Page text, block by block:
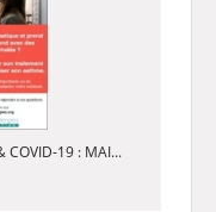
COVID-19 : MAI...